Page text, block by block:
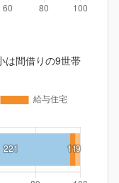
は間借りの9世帯